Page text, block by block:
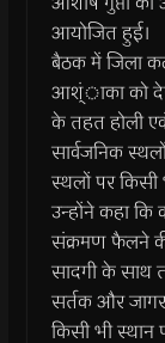
आयोजित हुई।
बैठक में जिला
आश्ंाका को
के तहत होली
सार्वजनिक
स्थलों पर
उन्होंने कहा कि
संक्रमण फैलने
सादगी के साथ
सर्तक और
किसी भी स्थान